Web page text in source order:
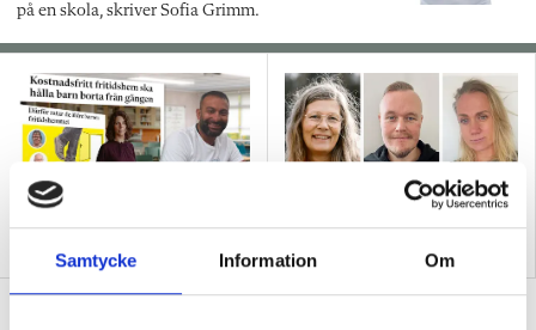
Samtycke Information Om
på en skola, skriver Sofia Grimm.
Kostnadsfria fritidsklubbar
Tre lärare i fritidshem om